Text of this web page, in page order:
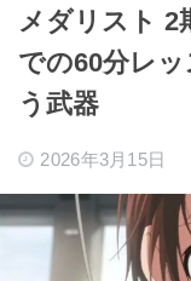
メダリスト 2
での60分レ
う武器
2026年3月15日